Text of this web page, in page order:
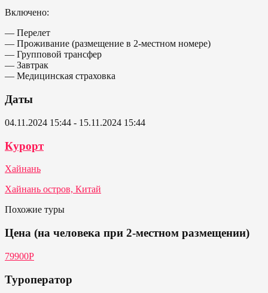
Включено:
— Перелет
— Проживание (размещение в 2-местном номере)
— Групповой трансфер
— Завтрак
— Медицинская страховка
Даты
04.11.2024 15:44 - 15.11.2024 15:44
Курорт
Хайнань
Хайнань остров, Китай
Похожие туры
Цена (на человека при 2-местном размещении)
79900Р
Туроператор